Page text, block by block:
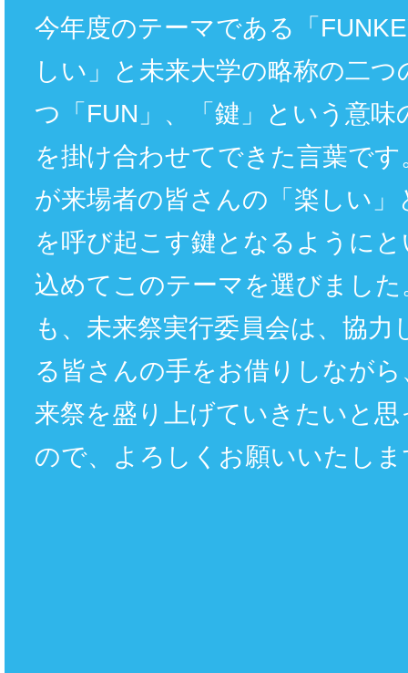
今年度のテーマである「
しい」と未来大学の略称の二つ
つ「FUN」、「鍵」という意味
を掛け合わせてできた言葉です
が来場者の皆さんの「楽しい」
を呼び起こす鍵となるように
込めてこのテーマを選びました
も、未来祭実行委員会は、協力
る皆さんの手をお借りしなが
来祭を盛り上げていきたいと
ので、よろしくお願いいたし